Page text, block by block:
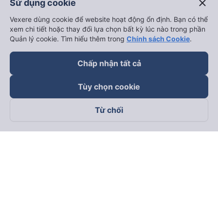
Theo dõi chúng tôi trên
Sử dụng cookie close
Vexere dùng cookie để website hoạt động ổn định. Bạn có thể
xem chi tiết hoặc thay đổi lựa chọn bất kỳ lúc nào trong phần
Quản lý cookie. Tìm hiểu thêm trong Chính sách Cookie.
Chấp nhận tất cả
Tùy chọn cookie
Từ chối